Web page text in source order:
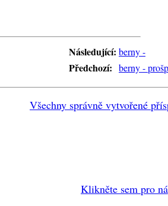
Následující: berny -
Předchozí: berny -
Všechny správně vytvořené
Klikněte sem pro